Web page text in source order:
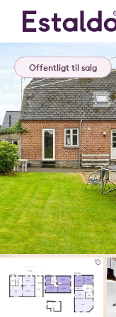
Offentligt til salg